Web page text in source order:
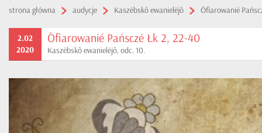
strona główna audycje Kaszëbskô ewanielëjô Òfiarowanié
2.02
2020
Òfiarowanié Pańsczé Łk 2, 22-40
Kaszëbskô ewanielëjô, odc. 10.